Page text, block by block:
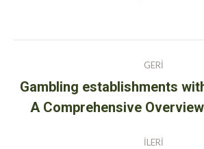
navigation
GERI
Previous
post:
Gambling establishments
A Comprehensive
İLERI